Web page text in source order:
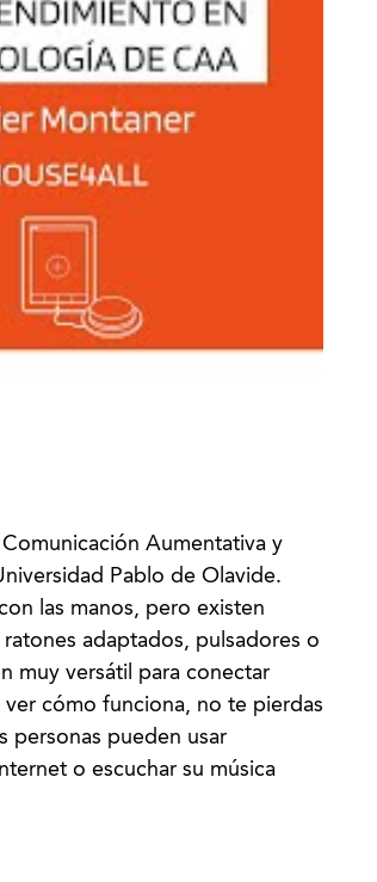
Aumentativa y
Pablo de Olavide.
las manos, pero existen
adaptados, pulsadores o
muy versátil para conectar
cómo funciona, no te pierdas
personas pueden usar
o escuchar su música